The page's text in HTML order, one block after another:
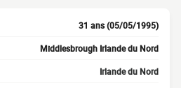
31 ans (05/05/1995)
Middlesbrough Irlande du Nord
Irlande du Nord